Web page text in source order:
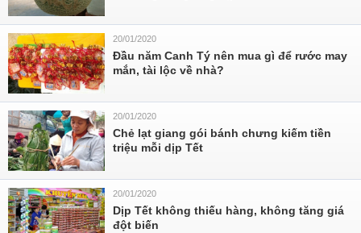
20/01/2020
Đầu năm Canh Tý nên mua gì để rước may
mắn, tài lộc về nhà?
20/01/2020
Chẻ lạt giang gói bánh chưng kiếm tiền
triệu mỗi dịp Tết
20/01/2020
Dịp Tết không thiếu hàng, không tăng giá
đột biến